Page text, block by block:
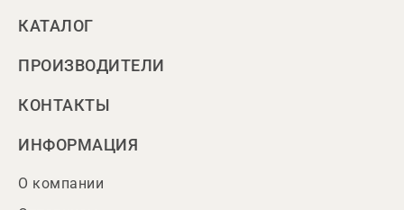
КАТАЛОГ
ПРОИЗВОДИТЕЛИ
КОНТАКТЫ
ИНФОРМАЦИЯ
О компании